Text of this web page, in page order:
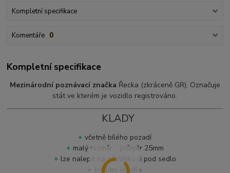
Kompletní specifikace
Komentáře 0
Kompletní specifikace
Mezinárodní poznávací značka Řecka (zkráceně GR). Označuje
stát ve kterém je vozidlo registrováno.
KLADY
+ včetně bílého pozadí
+ malý rozměr - průměr 25mm
+ lze nalepit na zástěrku či pod sedlo
+
kvalitní lepidlo